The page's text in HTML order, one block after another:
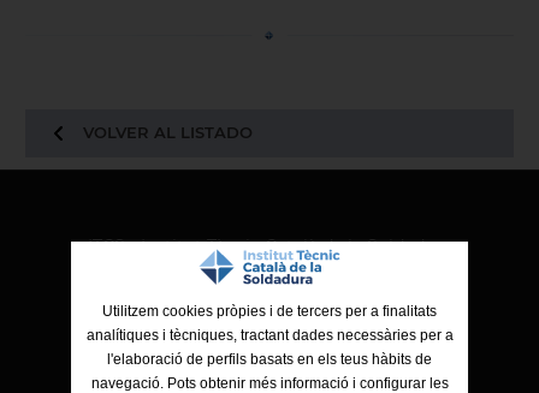
VOLVER AL LISTADO
ITCS - Institut Tècnic Català de la Soldadura
Ctra. de Molins de Rei a Sabadell, 79, Nau 8 bis
Utilitzem cookies pròpies i de tercers per a finalitats
analítiques i tècniques, tractant dades necessàries per a
l'elaboració de perfils basats en els teus hàbits de
navegació. Pots obtenir més informació i configurar les